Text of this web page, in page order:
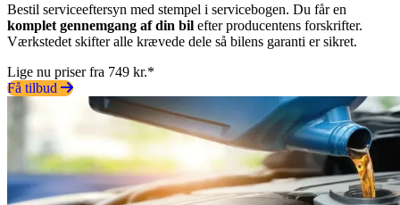
Bestil serviceeftersyn med stempel i servicebogen. Du får en
komplet gennemgang af din bil efter producentens forskrifter.
Værkstedet skifter alle krævede dele så bilens garanti er sikret.
Lige nu priser fra 749 kr.*
Få tilbud